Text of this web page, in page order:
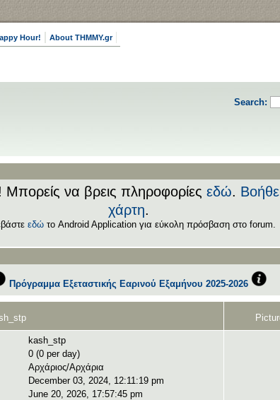
Hour! About THMMY.gr
Search:
να βρεις πληροφορίες εδώ.
χάρτη.
εδώ το Android Application για εύκολη πρόσβαση στο forum.
Πρόγραμμα Εξεταστικής Εαρινού Εξαμήνου 2025-2026
kash_stp
0 (0 per day)
Αρχάριος/Αρχάρια
December 03, 2024, 12:11:19 pm
June 20, 2026, 17:57:45 pm